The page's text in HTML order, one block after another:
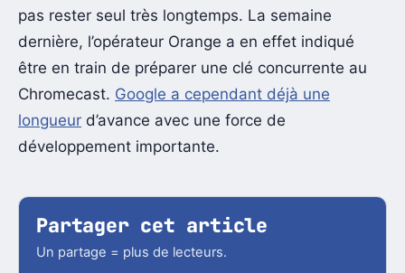
pas rester seul très longtemps. La semaine
dernière, l’opérateur Orange a en effet indiqué
être en train de préparer une clé concurrente au
Chromecast. Google a cependant déjà une
longueur d’avance avec une force de
développement importante.
Partager cet article
Un partage = plus de lecteurs.